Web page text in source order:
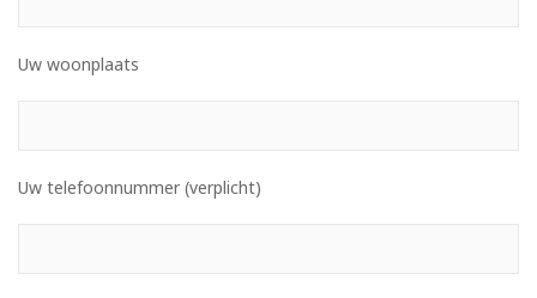
Uw woonplaats
Uw telefoonnummer (verplicht)